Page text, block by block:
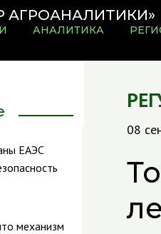
АНАЛИТИКА
ЕАЭС
механизм
08